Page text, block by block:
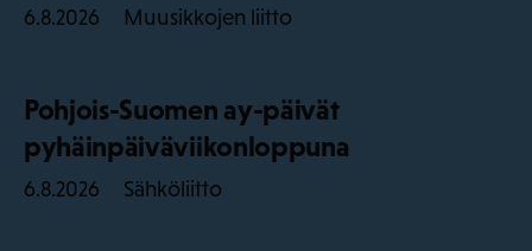
6.8.2026 Muusikkojen liitto
Pohjois-Suomen ay-päivät
pyhäinpäiväviikonloppuna
6.8.2026 Sähköliitto